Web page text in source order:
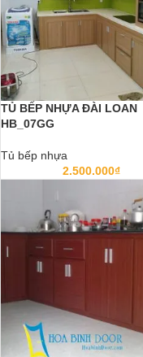
TỦ BẾP NHỰA ĐÀI LOAN
HB_07GG
Tủ bếp nhựa
2.500.000₫